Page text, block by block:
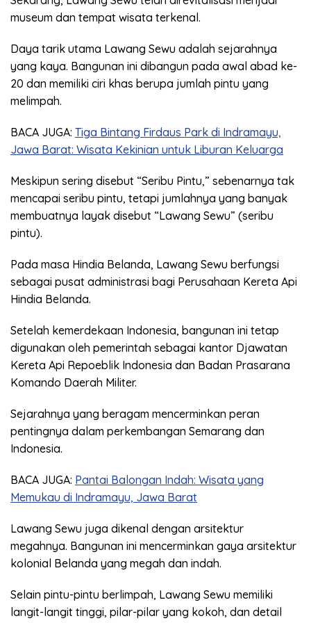
museum dan tempat wisata terkenal.
Daya tarik utama Lawang Sewu adalah sejarahnya
yang kaya. Bangunan ini dibangun pada awal abad ke-
20 dan memiliki ciri khas berupa jumlah pintu yang
melimpah.
BACA JUGA: Tiga Bintang Firdaus Park di Indramayu,
Jawa Barat: Wisata Kekinian untuk Liburan Keluarga
Meskipun sering disebut “Seribu Pintu,” sebenarnya tak
mencapai seribu pintu, tetapi jumlahnya yang banyak
membuatnya layak disebut “Lawang Sewu” (seribu
pintu).
Pada masa Hindia Belanda, Lawang Sewu berfungsi
sebagai pusat administrasi bagi Perusahaan Kereta Api
Hindia Belanda.
Setelah kemerdekaan Indonesia, bangunan ini tetap
digunakan oleh pemerintah sebagai kantor Djawatan
Kereta Api Repoeblik Indonesia dan Badan Prasarana
Komando Daerah Militer.
Sejarahnya yang beragam mencerminkan peran
pentingnya dalam perkembangan Semarang dan
Indonesia.
BACA JUGA: Pantai Balongan Indah: Wisata yang
Memukau di Indramayu, Jawa Barat
Lawang Sewu juga dikenal dengan arsitektur
megahnya. Bangunan ini mencerminkan gaya arsitektur
kolonial Belanda yang megah dan indah.
Selain pintu-pintu berlimpah, Lawang Sewu memiliki
langit-langit tinggi, pilar-pilar yang kokoh, dan detail